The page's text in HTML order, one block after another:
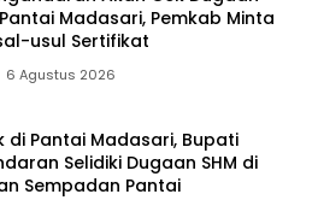
Pantai Madasari, Pemkab Minta
usul Sertifikat
6 Agustus 2026
di Pantai Madasari, Bupati
Selidiki Dugaan SHM di
Sempadan Pantai